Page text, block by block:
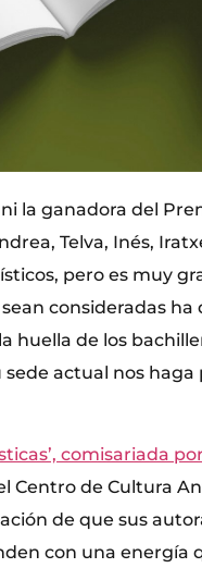
la ganadora del
Telva, Inés,
pero es muy
consideradas ha
huella de los
actual nos
comisariada
Centro de Cultura
de que sus
con una energía